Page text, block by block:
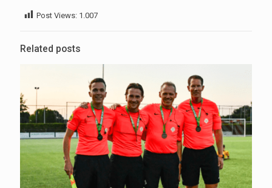
Post Views: 1.007
Related posts